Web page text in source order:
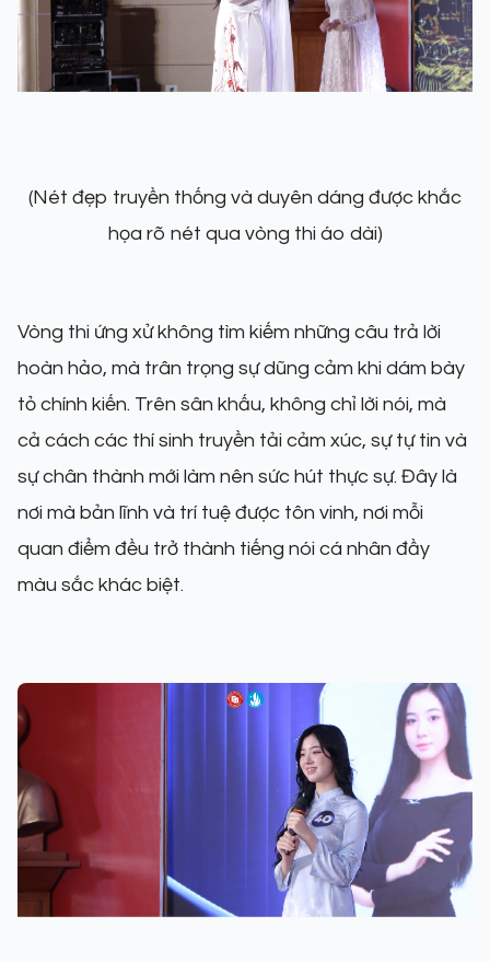
(Nét đẹp truyền thống và duyên dáng được khắc
họa rõ nét qua vòng thi áo dài)
Vòng thi ứng xử không tìm kiếm những câu trả lời
hoàn hảo, mà trân trọng sự dũng cảm khi dám bày
tỏ chính kiến. Trên sân khấu, không chỉ lời nói, mà
cả cách các thí sinh truyền tải cảm xúc, sự tự tin và
sự chân thành mới làm nên sức hút thực sự. Đây là
nơi mà bản lĩnh và trí tuệ được tôn vinh, nơi mỗi
quan điểm đều trở thành tiếng nói cá nhân đầy
màu sắc khác biệt.